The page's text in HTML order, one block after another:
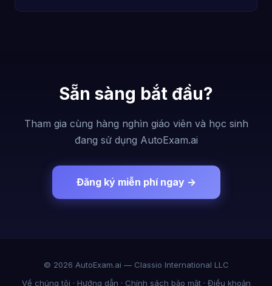
Sẵn sàng bắt đầu?
Tham gia cùng hàng nghìn giáo viên và học sinh
đang sử dụng AutoExam.ai
Đăng ký miễn phí ngay →
© 2026 AutoExam.ai — Classio International LLC
Về chúng tôi · Hướng dẫn · Chính sách bảo mật· Điều khoản